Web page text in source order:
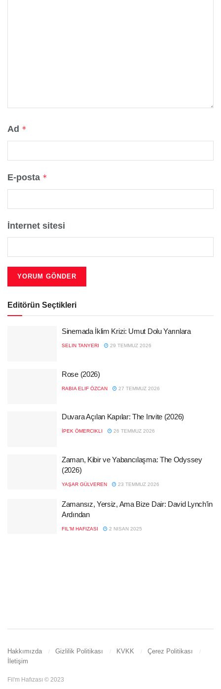
Ad *
E-posta *
İnternet sitesi
Editörün Seçtikleri
Sinemada İklim Krizi: Umut Dolu Yarınlara
SELIN TANYERI 29 TEMMUZ 2026
Rose (2026)
RABIA ELIF ÖZCAN 27 TEMMUZ 2026
Duvara Açılan Kapılar: The Invite (2026)
İPEK ÖMERCIKLI 26 TEMMUZ 2026
Zaman, Kibir ve Yabancılaşma: The Odyssey
(2026)
YAŞAR GÜLVEREN 23 TEMMUZ 2026
Zamansız, Yersiz, Ama Bize Dair: David Lynch’in
Ardından
FIL'M HAFIZASI 2 NISAN 2025
Hakkımızda Gizlilik Politikası KVKK
Çerez Politikası
İletişim
Fil'm Hafızası © 2023